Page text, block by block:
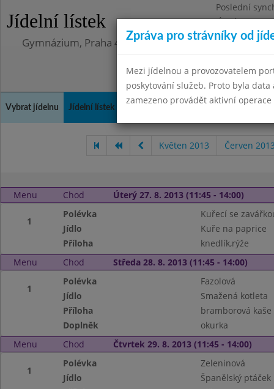
Jídelní lístek
Poslední
Úterý
Gymnázium, Praha 4, Budějovická 680
Vybrat jídelnu Jídelní lístek Kontakty a informace
Květen 2013 Červen
Menu Chod Úterý 27. 8. 2013 (11:45 - 14:00)
1
Polévka
Kuřecí se
Jídlo
Kuře na paprice
Příloha
knedlík,rýže
Menu
Chod Středa 28. 8. 2013 (11:45 - 14:00)
1
Polévka
Fazolová
Jídlo
Smažená kotleta
Příloha
bramborová kaše
Doplněk
okurka
Menu
Chod Čtvrtek 29. 8. 2013 (11:45 - 14:00)
1
Polévka
Zeleninová
Jídlo
Španělský ptáček
Zpráva pro strávníky od
Mezi jídelnou a provozovatelem
poskytování služeb. Proto byla
zamezeno provádět aktivní